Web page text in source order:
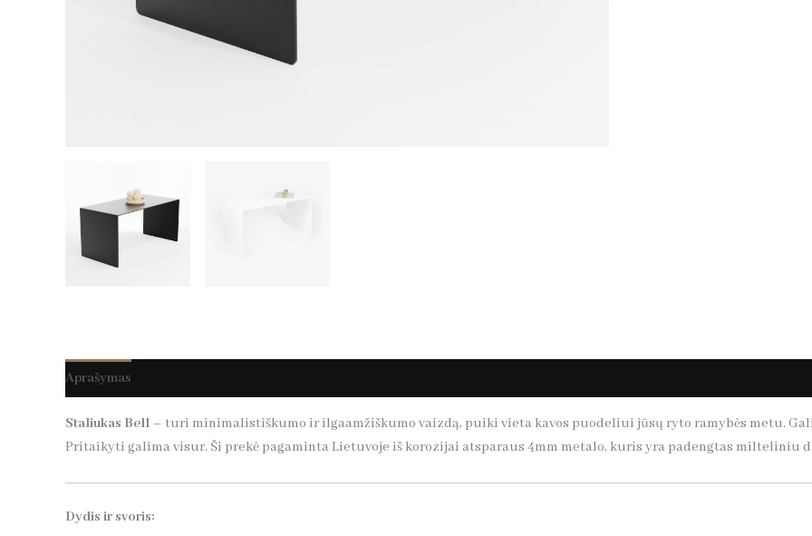
Aprašymas
Staliukas Bell – turi minimalistiškumo ir ilgaamžiškumo vaizdą, puiki vieta kavos puodeliui jūsų ryto ramybės metu.
Pritaikyti galima visur. Ši prekė pagaminta Lietuvoje iš korozijai atsparaus 4mm metalo, kuris yra padengtas milteliniu
Dydis ir svoris: